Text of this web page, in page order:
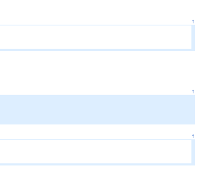
↑
↑
↑